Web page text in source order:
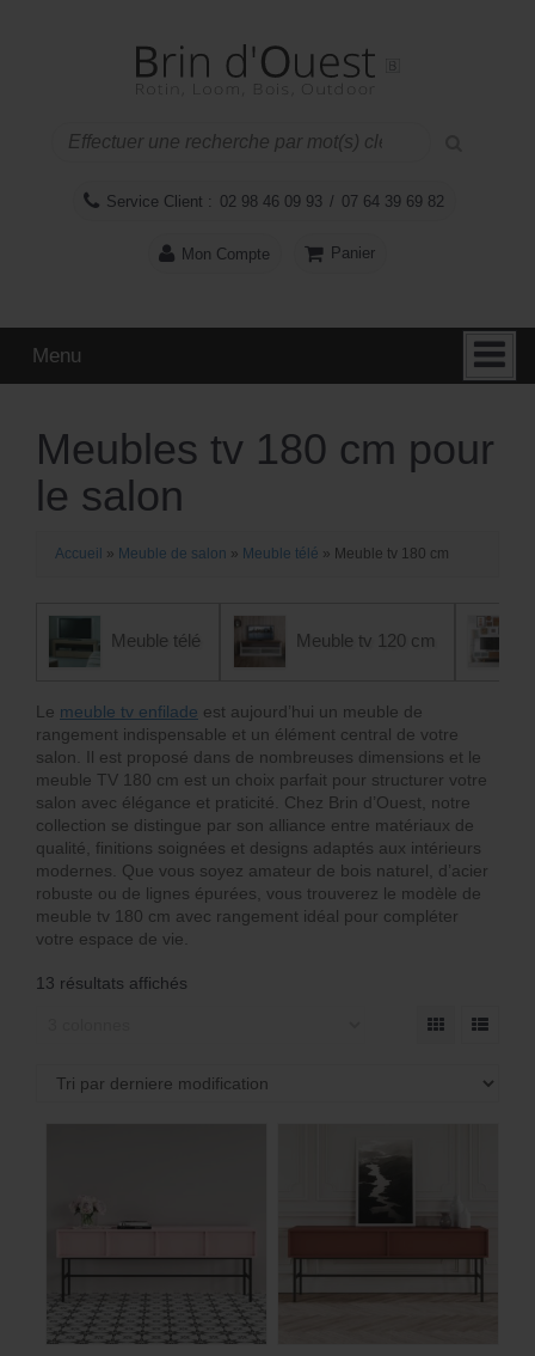
Service Client : 02 98 46 09 93 / 07 64 39 69 82
Mon Compte Panier
Menu
Meubles tv 180 cm pour
le salon
Accueil » Meuble de salon » Meuble télé » Meuble tv 180 cm
Meuble télé Meuble tv 120 cm
Le meuble tv enfilade est aujourd’hui un meuble de
rangement indispensable et un élément central de votre
salon. Il est proposé dans de nombreuses dimensions et le
meuble TV 180 cm est un choix parfait pour structurer votre
salon avec élégance et praticité. Chez Brin d’Ouest, notre
collection se distingue par son alliance entre matériaux de
qualité, finitions soignées et designs adaptés aux intérieurs
modernes. Que vous soyez amateur de bois naturel, d’acier
robuste ou de lignes épurées, vous trouverez le modèle de
meuble tv 180 cm avec rangement idéal pour compléter
votre espace de vie.
13 résultats affichés